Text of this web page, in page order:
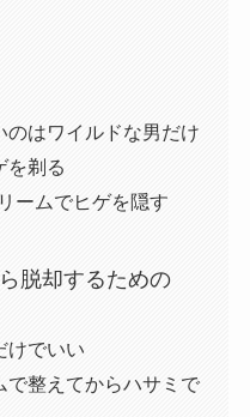
のはワイルドな男だけ
を剃る
ームでヒゲを隠す
脱却するための
けでいい
で整えてからハサミで